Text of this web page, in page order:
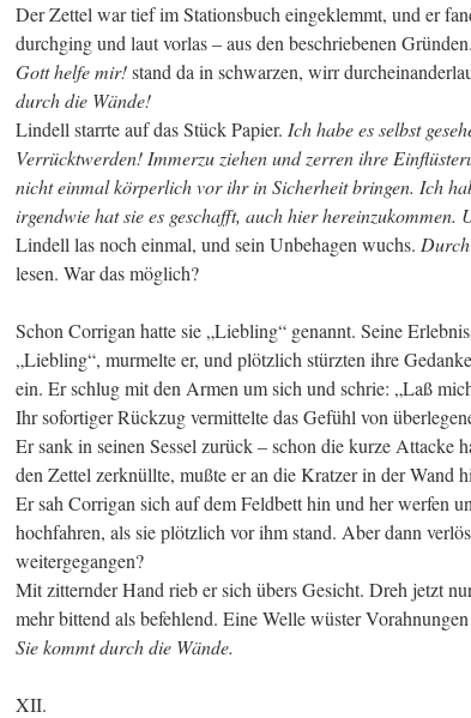
Der Zettel war tief im Stationsbuch eingeklemmt, und er
durchging und laut vorlas – aus den beschriebenen Gründen.
Gott helfe mir!stand da in schwarzen, wirr
durch die Wände!
Lindell starrte auf das Stück Papier. Ich habe es selbst
Verrücktwerden! Immerzu ziehen und zerren ihre
nicht einmal körperlich vor ihr in Sicherheit bringen. Ich
irgendwie hat sie es geschafft, auch hier hereinzukommen.
Lindell las noch einmal, und sein Unbehagen wuchs.
lesen. War das möglich?
Schon Corrigan hatte sie „Liebling“ genannt. Seine
„Liebling“, murmelte er, und plötzlich stürzten ihre
ein. Er schlug mit den Armen um sich und schrie: „Laß
Ihr sofortiger Rückzug vermittelte das Gefühl von
Er sank in seinen Sessel zurück – schon die kurze Attacke
den Zettel zerknüllte, mußte er an die Kratzer in der Wand
Er sah Corrigan sich auf dem Feldbett hin und her werfen
hochfahren, als sie plötzlich vor ihm stand. Aber dann
weitergegangen?
Mit zitternder Hand rieb er sich übers Gesicht. Dreh jetzt
mehr bittend als befehlend. Eine Welle wüster
Sie kommt durch die Wände.
XII.